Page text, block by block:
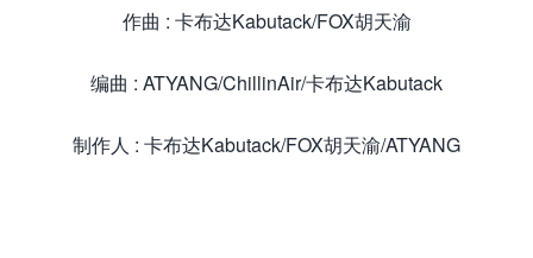
作曲 : 卡布达Kabutack/FOX胡天渝
编曲 : ATYANG/ChillinAir/卡布达Kabutack
制作人 : 卡布达Kabutack/FOX胡天渝/ATYANG